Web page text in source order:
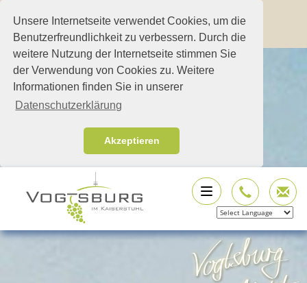
Unsere Internetseite verwendet Cookies, um die
Benutzerfreundlichkeit zu verbessern. Durch die
weitere Nutzung der Internetseite stimmen Sie
der Verwendung von Cookies zu. Weitere
Informationen finden Sie in unserer
Datenschutzerklärung
Akzeptieren